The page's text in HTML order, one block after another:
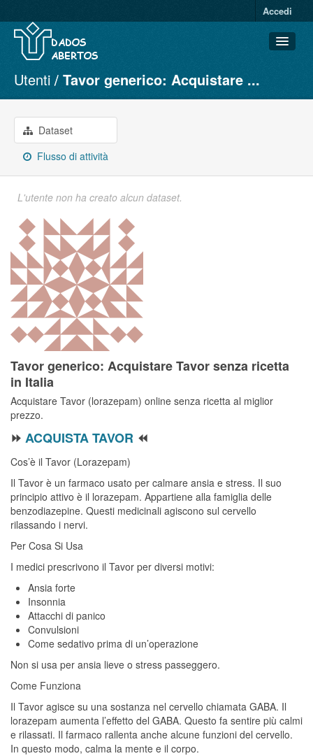
Accedi
Dataset
Organizzazioni
Gruppi
Informazioni
Utenti Tavor generico: Acquistare ...
Dataset
Flusso di attività
L'utente non ha creato alcun dataset.
Tavor generico: Acquistare Tavor senza ricetta
in Italia
Acquistare Tavor (lorazepam) online senza ricetta al miglior
prezzo.
⏩ ACQUISTA TAVOR ⏪
Cos’è il Tavor (Lorazepam)
Il Tavor è un farmaco usato per calmare ansia e stress. Il suo
principio attivo è il lorazepam. Appartiene alla famiglia delle
benzodiazepine. Questi medicinali agiscono sul cervello
rilassando i nervi.
Per Cosa Si Usa
I medici prescrivono il Tavor per diversi motivi:
Ansia forte
Insonnia
Attacchi di panico
Convulsioni
Come sedativo prima di un’operazione
Non si usa per ansia lieve o stress passeggero.
Come Funziona
Il Tavor agisce su una sostanza nel cervello chiamata GABA. Il
lorazepam aumenta l’effetto del GABA. Questo fa sentire più calmi
e rilassati. Il farmaco rallenta anche alcune funzioni del cervello.
In questo modo, calma la mente e il corpo.